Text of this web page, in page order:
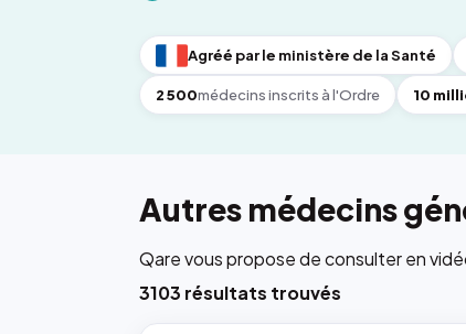
Agréé par le ministère de la Santé
2 500médecins inscrits à l'Ordre 10
Autres médecins
Qare vous propose de consulter en
3103 résultats trouvés